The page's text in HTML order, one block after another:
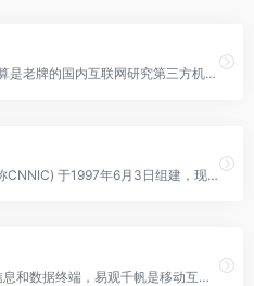
艾瑞咨询成立于2002年，算是老牌的国内互联网研究第三方机构。艾瑞咨询以“为商业决策赋能”为品牌理念，提供包括用户行为研究、广告营销监测、网络零售研究、企业数据
中国互联网络信息中心(简称CNNIC) 于1997年6月3日组建，现为工业和信息化部直属事业单位，行使国家互联网络信息中心职责。作为中国信息社会重要的基础设施建设者
易观千帆是数字经济行情信息和数据终端，易观千帆是移动互联网产品对标分析平台，官网指数榜单等数据覆盖国内网民超过99.9%的APP活跃行为，涵盖45领域 300+行业…